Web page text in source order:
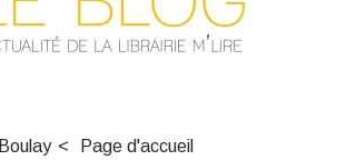
Page d'accueil